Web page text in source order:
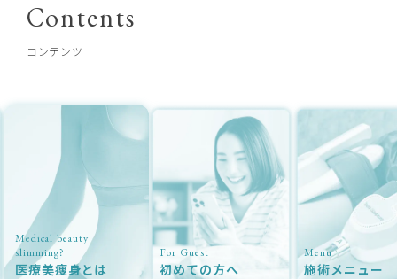
Contents
コンテンツ
Medical beauty
slimming?
医療美痩身とは
For Guest
初めての方へ
Menu
施術メニュー